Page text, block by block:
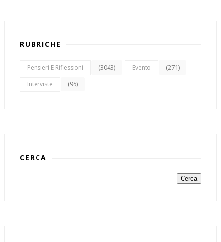
RUBRICHE
Pensieri E Riflessioni (3043) Evento (271)
Interviste (96)
CERCA